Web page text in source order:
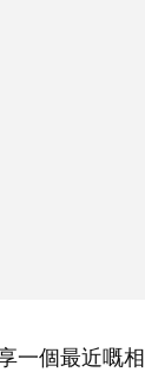
一個最近嘅相